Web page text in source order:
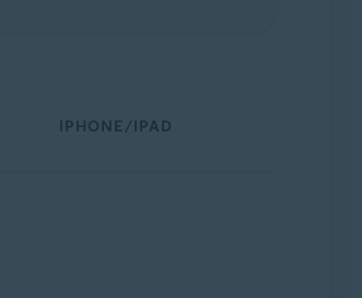
IPHONE/IPAD